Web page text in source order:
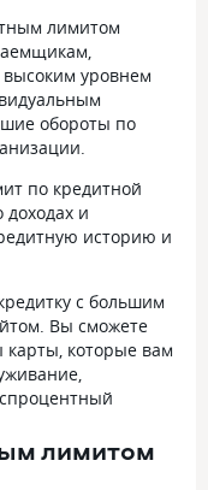
лимитом
уровнем
обороты по
по кредитной
доходах и
историю и
с большим
Вы сможете
которые вам
лимитом